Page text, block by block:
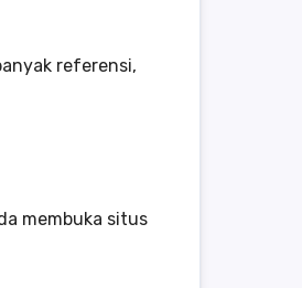
referensi,
membuka situs